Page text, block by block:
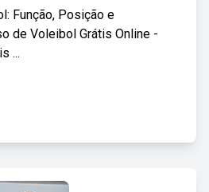
Função, Posição e
de Voleibol Grátis Online -
...